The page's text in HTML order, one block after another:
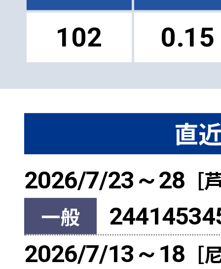
102 0.15
直
2026/7/23～28 ［
一般
2026/7/13～18 ［